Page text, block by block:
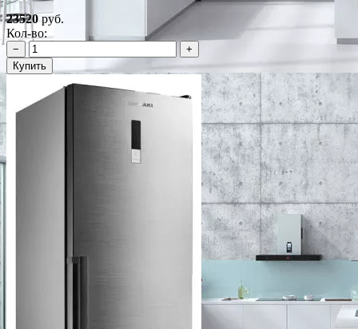
23520руб.
Кол-во:
−
+
Купить